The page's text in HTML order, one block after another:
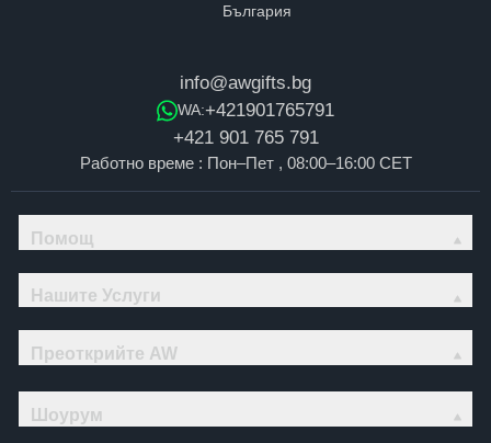
info@awgifts.bg
WA:+421901765791
+421 901 765 791
Работно време : Пон–Пет , 08:00–16:00 CET
Помощ
Нашите Услуги
Преоткрийте AW
Шоурум